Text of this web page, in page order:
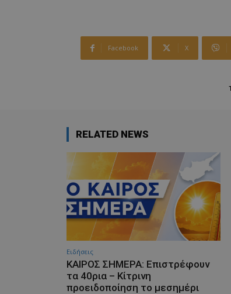
Facebook X
RELATED NEWS
Ειδήσεις
ΚΑΙΡΟΣ ΣΗΜΕΡΑ: Επιστρέφουν
τα 40ρια – Κίτρινη
προειδοποίηση το μεσημέρι